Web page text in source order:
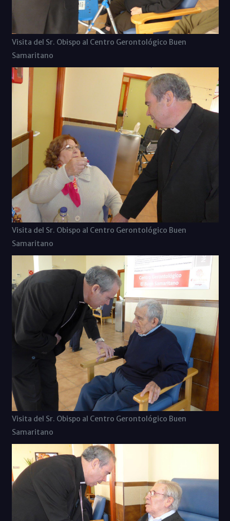
Visita del Sr. Obispo al Centro Gerontológico Buen
Samaritano
Visita del Sr. Obispo al Centro Gerontológico Buen
Samaritano
Visita del Sr. Obispo al Centro Gerontológico Buen
Samaritano